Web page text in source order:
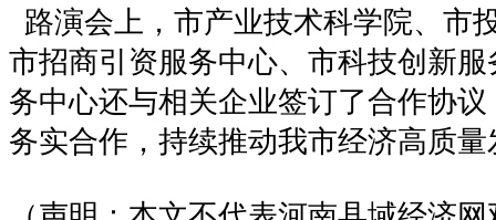
路演会上，市产业技术科学院、市
市招商引资服务中心、市科技创新
务中心还与相关企业签订了合作协
务实合作，持续推动我市经济高质量